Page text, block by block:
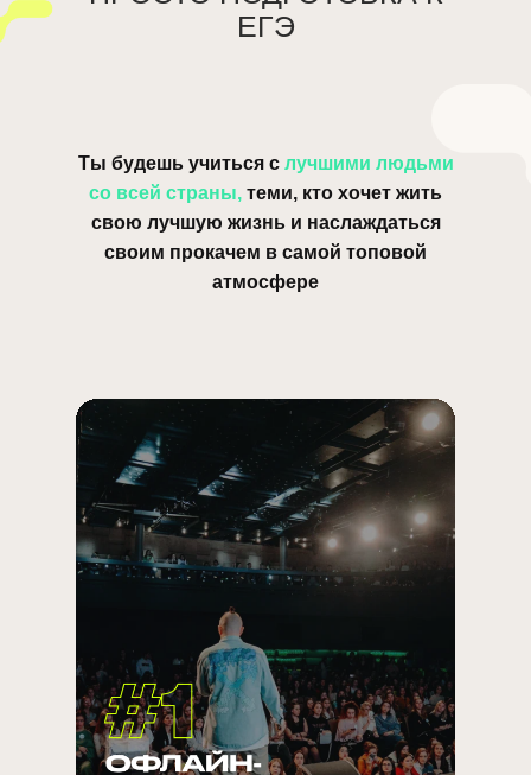
ЕГЭ
Ты будешь учиться с лучшими людьми
со всей страны, теми, кто хочет жить
свою лучшую жизнь и наслаждаться
своим прокачем в самой топовой
атмосфере